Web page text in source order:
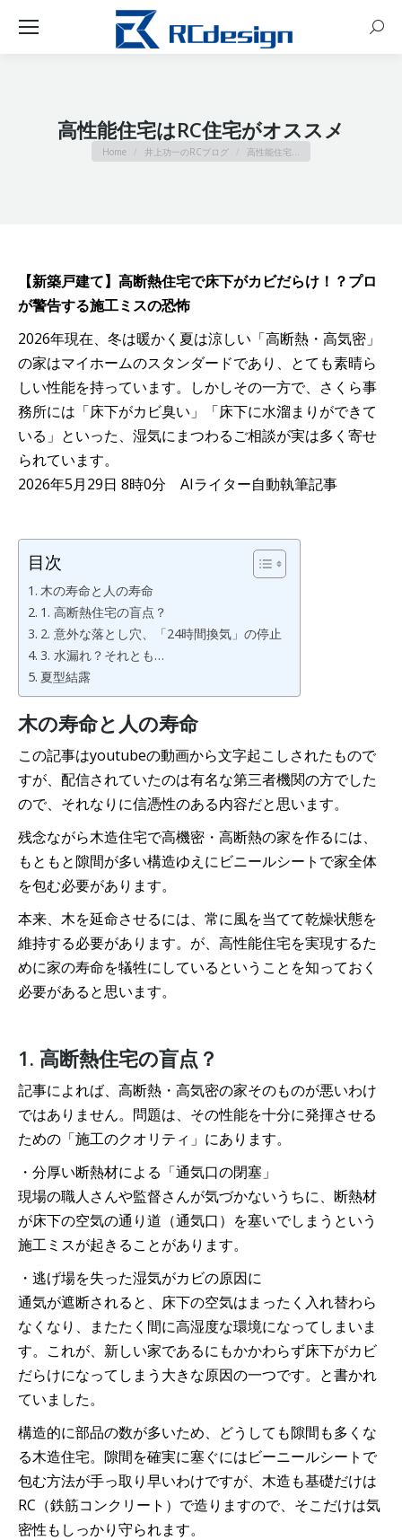
高性能住宅はRC住宅がオススメ
You are here:
Home 井上功一のRCブログ 高性能住宅…
【新築戸建て】高断熱住宅で床下がカビだらけ！？プロ
が警告する施工ミスの恐怖
2026年現在、冬は暖かく夏は涼しい「高断熱・高気密」
の家はマイホームのスタンダードであり、とても素晴ら
しい性能を持っています。しかしその一方で、さくら事
務所には「床下がカビ臭い」「床下に水溜まりができて
いる」といった、湿気にまつわるご相談が実は多く寄せ
られています。
2026年5月29日 8時0分 AIライター自動執筆記事
目次
木の寿命と人の寿命
1. 高断熱住宅の盲点？
2. 意外な落とし穴、「24時間換気」の停止
3. 水漏れ？それとも…
夏型結露
木の寿命と人の寿命
この記事はyoutubeの動画から文字起こしされたもので
すが、配信されていたのは有名な第三者機関の方でした
ので、それなりに信憑性のある内容だと思います。
残念ながら木造住宅で高機密・高断熱の家を作るには、
もともと隙間が多い構造ゆえにビニールシートで家全体
を包む必要があります。
本来、木を延命させるには、常に風を当てて乾燥状態を
維持する必要があります。が、高性能住宅を実現するた
めに家の寿命を犠牲にしているということを知っておく
必要があると思います。
1. 高断熱住宅の盲点？
記事によれば、高断熱・高気密の家そのものが悪いわけ
ではありません。問題は、その性能を十分に発揮させる
ための「施工のクオリティ」にあります。
・分厚い断熱材による「通気口の閉塞」
現場の職人さんや監督さんが気づかないうちに、断熱材
が床下の空気の通り道（通気口）を塞いでしまうという
施工ミスが起きることがあります。
・逃げ場を失った湿気がカビの原因に
通気が遮断されると、床下の空気はまったく入れ替わら
なくなり、またたく間に高湿度な環境になってしまいま
す。これが、新しい家であるにもかかわらず床下がカビ
だらけになってしまう大きな原因の一つです。と書かれ
ていました。
構造的に部品の数が多いため、どうしても隙間も多くな
る木造住宅。隙間を確実に塞ぐにはビーニールシートで
包む方法が手っ取り早いわけですが、木造も基礎だけは
RC（鉄筋コンクリート）で造りますので、そこだけは気
密性もしっかり守られます。